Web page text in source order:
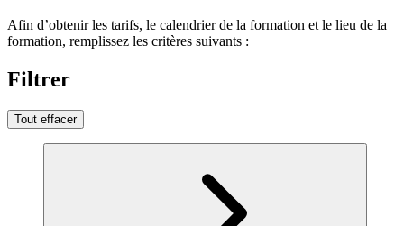
Afin d’obtenir les tarifs, le calendrier de la formation et le lieu de la
formation, remplissez les critères suivants :
Filtrer
Tout effacer